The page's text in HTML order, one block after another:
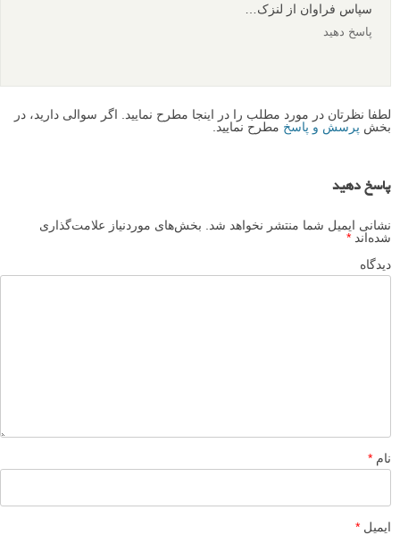
سپاس فراوان از لنزک…
پاسخ دهید
لطفا نظرتان در مورد مطلب را در اینجا مطرح نمایید. اگر سوالی دارید، در
بخش پرسش و پاسخ مطرح نمایید.
پاسخ دهید
نشانی ایمیل شما منتشر نخواهد شد.
بخش‌های موردنیاز علامت‌گذاری
شده‌اند *
دیدگاه
نام *
ایمیل *